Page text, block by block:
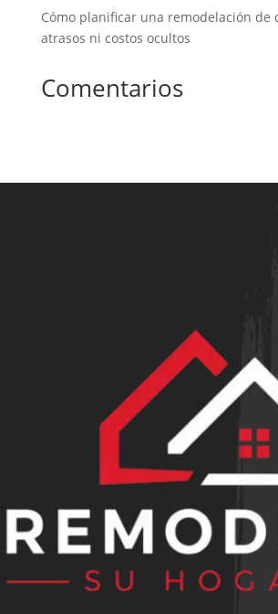
Cómo planificar una remodelación de
atrasos ni costos ocultos
Comentarios